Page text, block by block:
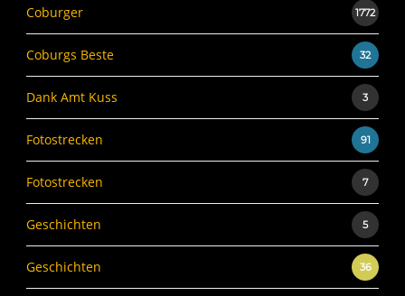
Coburger 1772
Coburgs Beste 32
Dank Amt Kuss 3
Fotostrecken 91
Fotostrecken 7
Geschichten 5
Geschichten 36